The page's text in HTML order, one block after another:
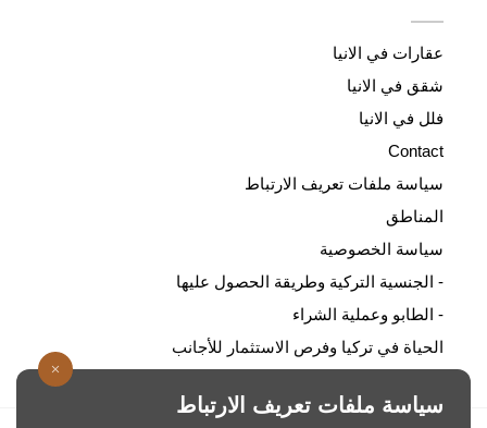
عقارات في الانيا
شقق في الانيا
فلل في الانيا
Contact
سياسة ملفات تعريف الارتباط
المناطق
سياسة الخصوصية
- الجنسية التركية وطريقة الحصول عليها
- الطابو وعملية الشراء
الحياة في تركيا وفرص الاستثمار للأجانب
سياسة ملفات تعريف الارتباط